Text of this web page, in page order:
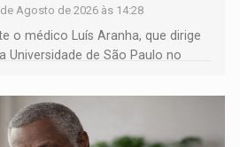
Agosto de 2026 às 14:28
o médico Luís Aranha, que dirige
Universidade de São Paulo no